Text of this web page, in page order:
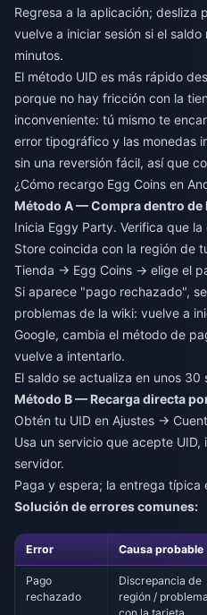
Regresa a la aplicación; desliza
vuelve a iniciar sesión si el
minutos.
El método UID es más rápido
porque no hay fricción con la
inconveniente: tú mismo te
error tipográfico y las monedas
sin una reversión fácil, así que
¿Cómo recargo Egg Coins en
Método A — Compra dentro de
Inicia Eggy Party. Verifica que
Store coincida con la región de
Tienda → Egg Coins → elige el
Si aparece "pago rechazado",
problemas de la wiki: vuelve a
Google, cambia el método de
vuelve a intentarlo.
El saldo se actualiza en unos 30
Método B — Recarga directa
Obtén tu UID en Ajustes →
Usa un servicio que acepte
servidor.
Paga y espera; la entrega típica
Solución de errores comunes:
Error Causa probable
Pago
rechazado
Discrepancia de
región / problema